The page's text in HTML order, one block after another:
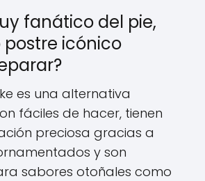
fanático del pie,
postre icónico
es una alternativa
fáciles de hacer, tienen
preciosa gracias a
y son
sabores otoñales como